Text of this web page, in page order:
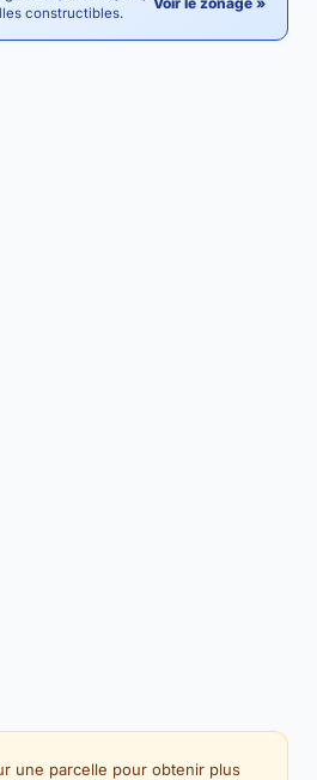
constructibles.
une parcelle pour obtenir plus